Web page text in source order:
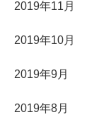
2019年11月
2019年10月
2019年9月
2019年8月